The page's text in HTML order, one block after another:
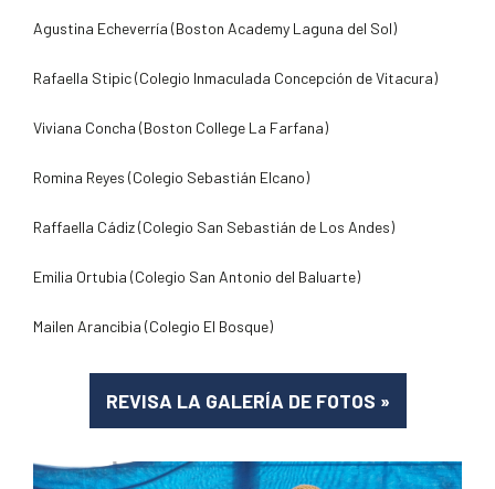
Agustina Echeverría (Boston Academy Laguna del Sol)
Rafaella Stipic (Colegio Inmaculada Concepción de Vitacura)
Viviana Concha (Boston College La Farfana)
Romina Reyes (Colegio Sebastián Elcano)
Raffaella Cádiz (Colegio San Sebastián de Los Andes)
Emilia Ortubia (Colegio San Antonio del Baluarte)
Mailen Arancibia (Colegio El Bosque)
REVISA LA GALERÍA DE FOTOS »